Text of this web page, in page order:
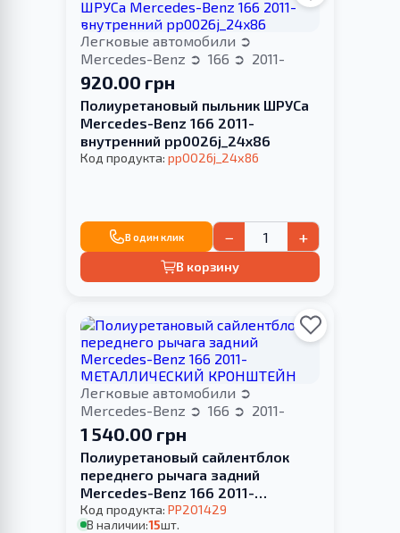
Легковые автомобили
Mercedes-Benz
166 2011-
920.00 грн
Полиуретановый пыльник ШРУСа
Mercedes-Benz 166 2011-
внутренний pp0026j_24x86
Код продукта: pp0026j_24x86
В один клик − +
В корзину
Легковые автомобили
Mercedes-Benz
166 2011-
1 540.00 грн
Полиуретановый сайлентблок
переднего рычага задний
Mercedes-Benz 166 2011-
МЕТАЛЛИЧЕСКИЙ КРОНШТЕЙН
Код продукта: PP201429
В наличии:15шт.